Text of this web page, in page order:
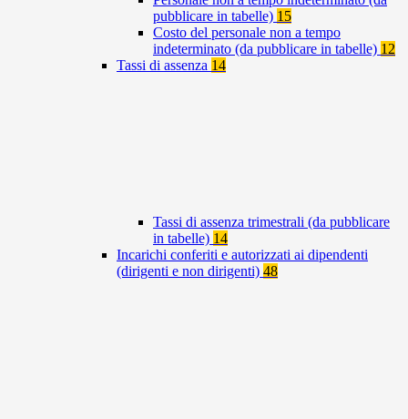
pubblicare in tabelle) 15
Costo del personale non a tempo
indeterminato (da pubblicare in tabelle) 12
Tassi di assenza 14
Tassi di assenza trimestrali (da pubblicare
in tabelle) 14
Incarichi conferiti e autorizzati ai dipendenti
(dirigenti e non dirigenti) 48